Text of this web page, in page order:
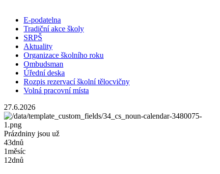
E-podatelna
Tradiční akce školy
SRPŠ
Aktuality
Organizace školního roku
Ombudsman
Úřední deska
Rozpis rezervací školní tělocvičny
Volná pracovní místa
27.6.2026
Prázdniny jsou už
43dnů
1měsíc
12dnů